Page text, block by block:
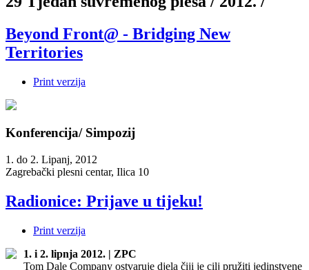
Beyond Front@ - Bridging New
Territories
Print verzija
Konferencija/ Simpozij
1. do 2. Lipanj, 2012
Zagrebački plesni centar, Ilica 10
Radionice: Prijave u tijeku!
Print verzija
1. i 2. lipnja 2012. | ZPC
Tom Dale Company ostvaruje djela čiji je cilj pružiti jedinstvene